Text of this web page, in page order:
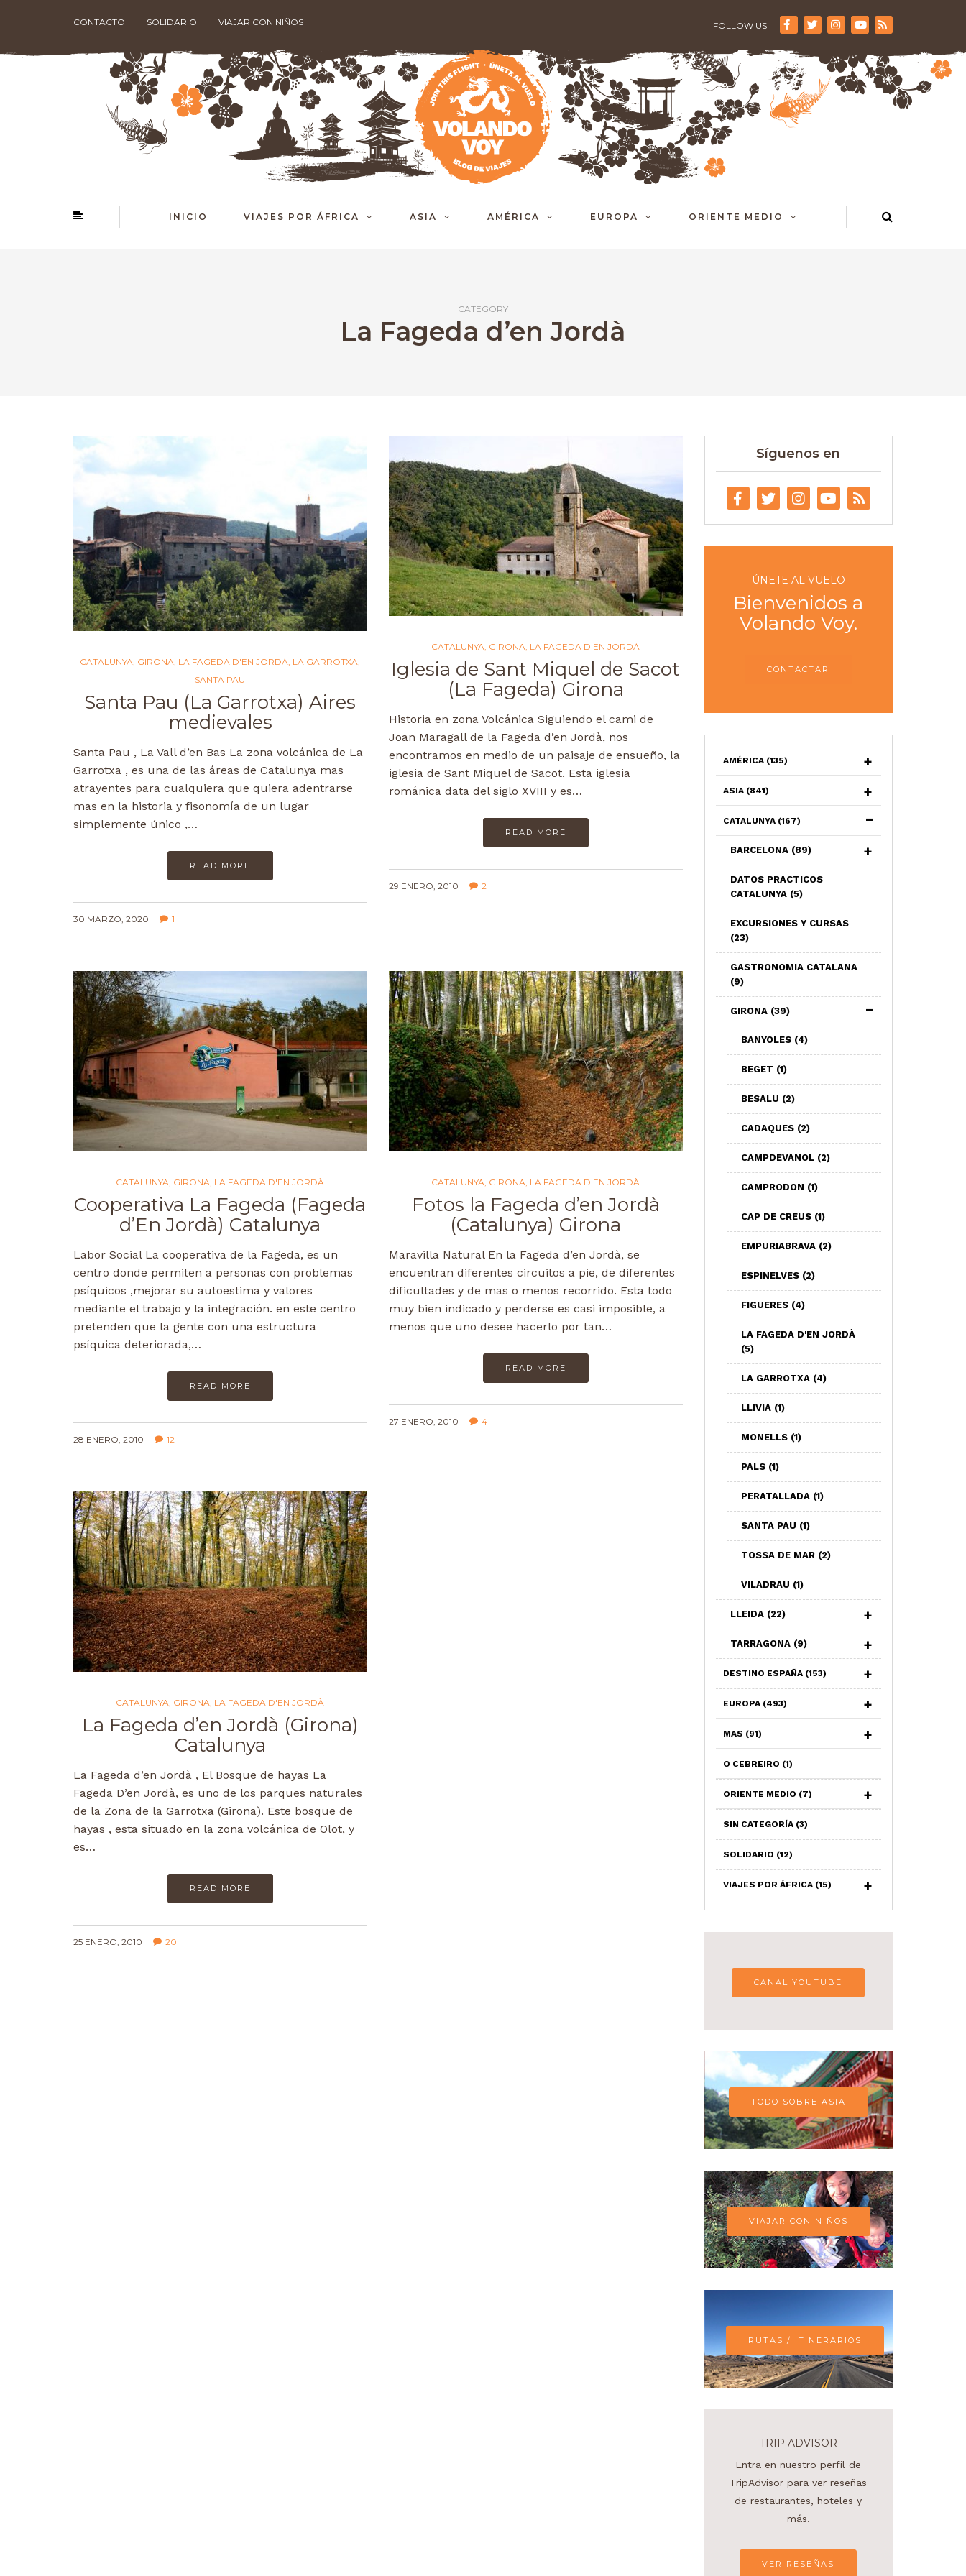
CONTACTO SOLIDARIO VIAJAR CON NIÑOS FOLLOW US
INICIO VIAJES POR ÁFRICA ASIA AMÉRICA EUROPA ORIENTE MEDIO
CATEGORY
La Fageda d’en Jordà
CATALUNYA, GIRONA, LA FAGEDA D'EN JORDÀ, LA GARROTXA,
SANTA PAU
Santa Pau (La Garrotxa) Aires
medievales
Santa Pau , La Vall d’en Bas La zona volcánica de La
Garrotxa , es una de las áreas de Catalunya mas
atrayentes para cualquiera que quiera adentrarse
mas en la historia y fisonomía de un lugar
simplemente único ,…
READ MORE
30 MARZO, 2020 1
CATALUNYA GIRONA LA FAGEDA D'EN JORDÀ
Iglesia de Sant Miquel de Sacot
(La Fageda) Girona
Historia en zona Volcánica Siguiendo el cami de
Joan Maragall de la Fageda d’en Jordà, nos
encontramos en medio de un paisaje de ensueño, la
iglesia de Sant Miquel de Sacot. Esta iglesia
románica data del siglo XVIII y es…
READ MORE
29 ENERO, 2010 2
CATALUNYA, GIRONA, LA FAGEDA D'EN JORDÀ
Cooperativa La Fageda (Fageda
d’En Jordà) Catalunya
Labor Social La cooperativa de la Fageda, es un
centro donde permiten a personas con problemas
psíquicos ,mejorar su autoestima y valores
mediante el trabajo y la integración. en este centro
pretenden que la gente con una estructura
psíquica deteriorada,…
READ MORE
28 ENERO, 2010 12
CATALUNYA, GIRONA, LA FAGEDA D'EN JORDÀ
Fotos la Fageda d’en Jordà
(Catalunya) Girona
Maravilla Natural En la Fageda d’en Jordà, se
encuentran diferentes circuitos a pie, de diferentes
dificultades y de mas o menos recorrido. Esta todo
muy bien indicado y perderse es casi imposible, a
menos que uno desee hacerlo por tan…
READ MORE
27 ENERO, 2010 4
CATALUNYA, GIRONA, LA FAGEDA D'EN JORDÀ
La Fageda d’en Jordà (Girona)
Catalunya
La Fageda d’en Jordà , El Bosque de hayas La
Fageda D’en Jordà, es uno de los parques naturales
de la Zona de la Garrotxa (Girona). Este bosque de
hayas , esta situado en la zona volcánica de Olot, y
es…
READ MORE
25 ENERO, 2010 20
Síguenos en
ÚNETE AL VUELO
Bienvenidos a
Volando Voy.
CONTACTAR
AMÉRICA (135)
ASIA (841)
CATALUNYA (167)
BARCELONA (89)
DATOS PRACTICOS
CATALUNYA (5)
EXCURSIONES Y CURSAS
(23)
GASTRONOMIA CATALANA
(9)
GIRONA (39)
BANYOLES (4)
BEGET (1)
BESALU (2)
CADAQUES (2)
CAMPDEVANOL (2)
CAMPRODON (1)
CAP DE CREUS (1)
EMPURIABRAVA (2)
ESPINELVES (2)
FIGUERES (4)
LA FAGEDA D'EN JORDÀ
(5)
LA GARROTXA (4)
LLIVIA (1)
MONELLS (1)
PALS (1)
PERATALLADA (1)
SANTA PAU (1)
TOSSA DE MAR (2)
VILADRAU (1)
LLEIDA (22)
TARRAGONA (9)
DESTINO ESPAÑA (153)
EUROPA (493)
MAS (91)
O CEBREIRO (1)
ORIENTE MEDIO (7)
SIN CATEGORÍA (3)
SOLIDARIO (12)
VIAJES POR ÁFRICA (15)
CANAL YOUTUBE
TODO SOBRE ASIA
VIAJAR CON NIÑOS
RUTAS / ITINERARIOS
TRIP ADVISOR
Entra en nuestro perfil de
TripAdvisor para ver reseñas
de restaurantes, hoteles y
más.
VER RESEÑAS